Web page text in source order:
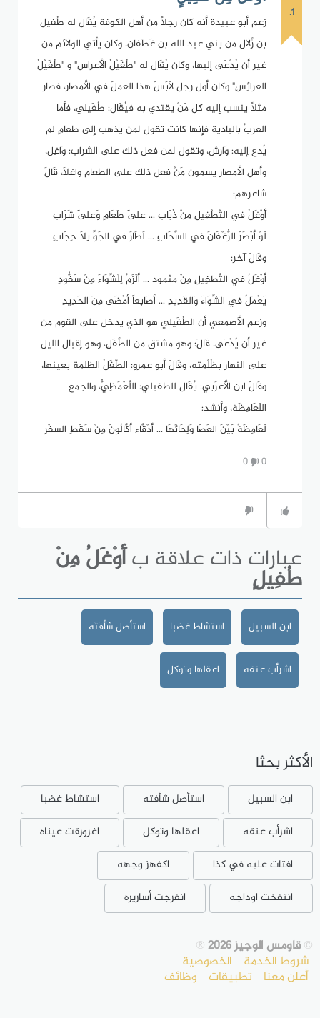
1.
زعم أبو عبيدة أنه كان رجلاً من أهل الكوفة يُقَال له طُفيل
بن زَلاَّل من بني عبد الله بن غَطَفان، وكان يأتي الولاَئم من
غير أن يُدْعَى إليها، وكان يُقَال له "طُفَيْلُ الأعراِسِ" و "طُفَيْلُ
العرائِسِ" وكان أول رجل لاَبَسَ هذا العملَ في الأمصار، فصار
مثلاً ينسب إليه كل مَنْ يقتدي به فيُقَال: طُفَيلي، فأما
العربُ بالبادية فإنها كانت تقول لمن يذهب إلى طعامٍ لم
يُدع إليه: وَارِش، وتقول لمن فعل ذلك على الشراب: وَاغِل،
وأهل الأمصار يسمون مَنْ فعل ذلك على الطعام واغلاَ، قَالَ
شاعرهم:
أَوْغَلُ فِي التَّطْفِيلِ مِنْ ذُبَابِ ... عَلَى طَعَامٍ وَعَلَى شَرَابِ
لَوْ أبْصَرَ الرُّغْفَانَ في السَّحَابِ ... لَطَارَ في الجَوِّ بِلاَ حِجَابِ
وقَالَ آخر:
أوْغَلُ في التَّطفِيلِ مِنْ مثمود ... ألْزَمُ لِلْشِّوَاءَ مِنْ سَفُّودِ
يَعْمَلُ فِي الشِّوَاءَ وَالقَدِيدِ ... أصَابِعاً أمْضَى مِنَ الحَدِيدِ
وزعم الأَصمعي أن الطُفَيلي هو الذي يدخل على القوم من
غير أن يُدْعَى، قَالَ: وهو مشتق من الطَّفَلِ، وهو إقبال الليل
على النهار بظُلْمته، وقَالَ أبو عمرو: الطَّفَلُ الظلمة بعينها،
وقَالَ ابن الأَعرَبي: يُقَال للطفيلي: اللَّعْمَظِيُّ، والجمع
اللَعَامِظَة، وأنشد:
لَعَامِظَةٌ بَيْنَ العَصَا وَلِحَائَهَا ... أدْقَّاء أكَّالُونَ مِنْ سَقَطِ السفْرِ
0
0
عبارات ذات علاقة بأَوْغَلُ مِنْ
طُفِيلٍ
ابن السبيل استشاط غضبا استأصل شَأْفَتَه
اشرأب عنقه اعقلها وتوكل
الأكثر بحثا
ابن السبيل استأصل شأفته
استشاط غضبا
اشرأب عنقه
اعقلها وتوكل
اغرورقت عيناه
افتات عليه في كذا
اكفهز وجهه
انتفخت اوداجه
انفرجت أساريره
©قاومس الوجيز 2026 ®
شروط الخدمة الخصوصية
أعلن معنا تطبيقات وظائف